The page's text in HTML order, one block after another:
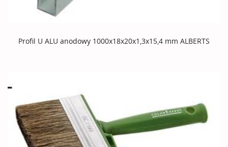
Profil U ALU anodowy 1000x18x20x1,3x15,4 mm ALBERTS